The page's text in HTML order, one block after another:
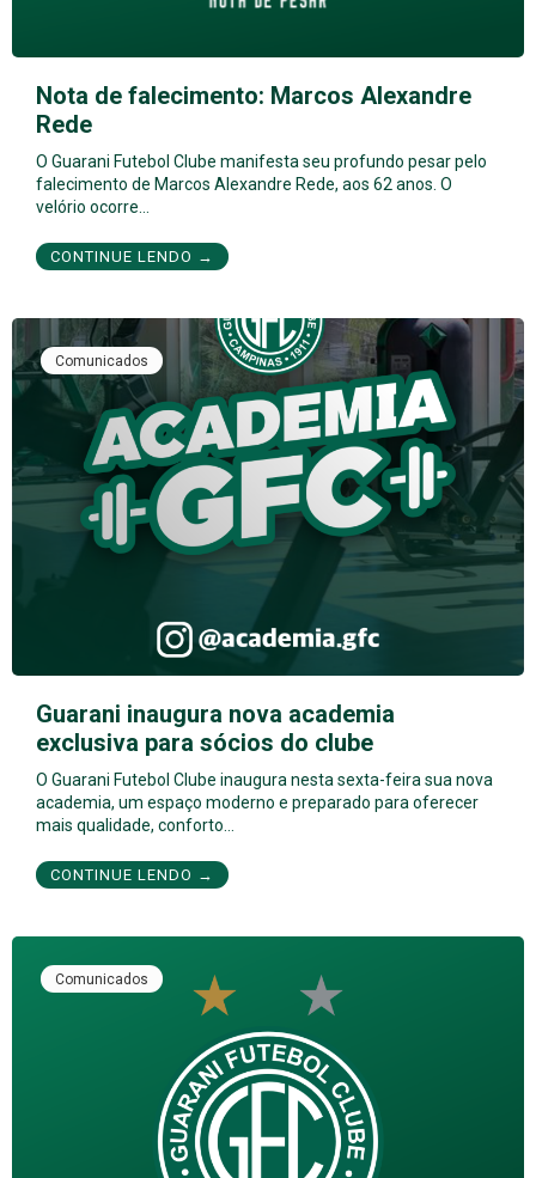
Nota de falecimento: Marcos Alexandre
Rede
O Guarani Futebol Clube manifesta seu profundo pesar pelo
falecimento de Marcos Alexandre Rede, aos 62 anos. O
velório ocorre…
CONTINUE LENDO →
Comunicados
Guarani inaugura nova academia
exclusiva para sócios do clube
O Guarani Futebol Clube inaugura nesta sexta-feira sua nova
academia, um espaço moderno e preparado para oferecer
mais qualidade, conforto…
CONTINUE LENDO →
Comunicados